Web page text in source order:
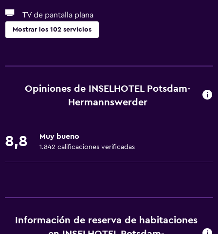
TV de pantalla plana
Mostrar los 102 servicios
Centro de negocios
Servicio de despertador
Mostrador de información turística
Acceso con tarjeta
Caja fuerte
Opiniones de INSELHOTEL Potsdam-
Hermannswerder
8,8 Muy bueno
1.842 calificaciones verificadas
Información de reserva de habitaciones